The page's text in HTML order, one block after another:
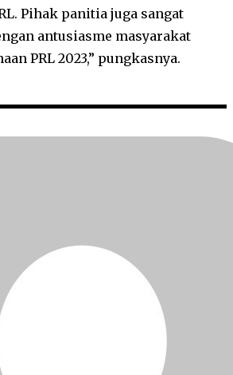
Pihak panitia juga sangat
antusiasme masyarakat
PRL 2023,” pungkasnya.